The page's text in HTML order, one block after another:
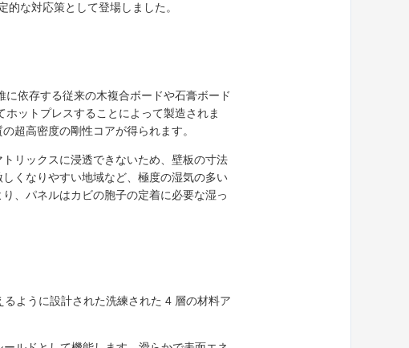
な対応策として登場しました。
依存する従来の木複合ボードや石膏ボード
ットプレスすることによって製造されま
超高密度の剛性コアが得られます。
リックスに浸透できないため、壁板の寸法
くなりやすい地域など、極度の湿気の多い
、パネルはカビの胞子の定着に必要な湿っ
ように設計された洗練された 4 層の材料ア